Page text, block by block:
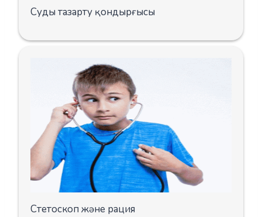
Суды тазарту қондырғысы
Стетоскоп және рация